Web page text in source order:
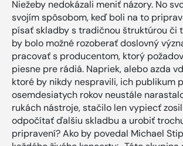
Niežeby nedokázali meniť názory. No
svojím spôsobom, keď boli na to
písať skladby s tradičnou štruktúrou či
by bolo možné rozoberať doslovný
pracovať s producentom, ktorý
piesne pre rádiá. Napriek, alebo azda
ktoré by nikdy nespravili, ich publikum
osemdesiatych rokov neustále
rukách nástroje, stačilo len vypiecť
odpočítať ďalšiu skladbu a urobiť
pripravení? Ako by povedal Michael